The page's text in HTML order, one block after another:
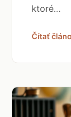
ktoré...
Čítať